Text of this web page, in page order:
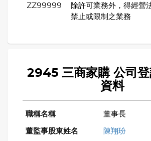
ZZ99999
除許可業務外，得經營
禁止或限制之業務
2945 三商家購 公司
資料
董事長
陳翔玢